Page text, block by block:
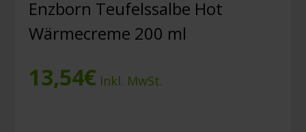
Enzborn Teufelssalbe Hot
Wärmecreme 200 ml
13,54€ Inkl. MwSt.